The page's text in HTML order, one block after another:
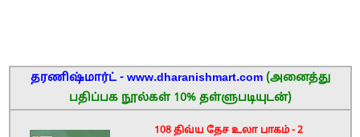
தரணிஷ்மார்ட் - www.dharanishmart.com (அனைத்து
பதிப்பக நூல்கள் 10% தள்ளுபடியுடன்)
108 திவ்ய தேச உலா பாகம் - 2